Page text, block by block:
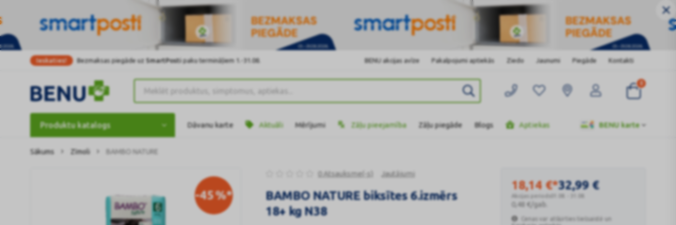
Ieskaties! Bezmaksas piegāde uz SmartPostipaku termināļiem 1.-31.08. BENU akcijas avīze Pakalpojumi aptiekās Ziedo Jaunumi Piegāde Kontakti
Produktu katalogs Dāvanu karte Aktuāli Mērījumi Zāļu pieejamība Zāļu piegāde Blogs Aptiekas BENU karte
Sākums Zīmoli BAMBO NATURE
-45%*
0 Atsauksme(-s) Jautājumi
BAMBO NATURE biksītes 6.izmērs
18+ kg N38
18,14 €*32,99 €
Akcijas periods
0,48 € /gab.
Cenas var atšķirties tiešsaistē un